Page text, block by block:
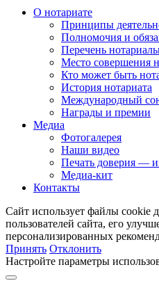
О нотариате
Принципы
Полномочия и
Перечень
Место совершения
Кто может быть
История нотариата
Международный
Награды и премии
Медиа
Фотогалерея
Наши видео
Печать доверия —
Медиа-кит
Контакты
Сайт использует файлы cookie
пользователей сайта, его
персонализированных
Принять Отклонить
Настройте параметры